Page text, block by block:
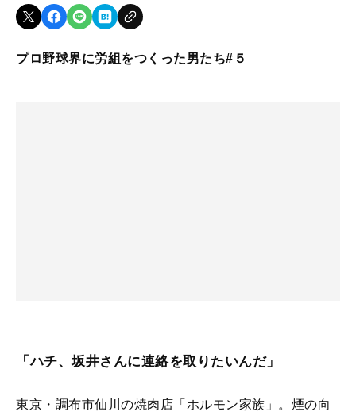
プロ野球界に労組をつくった男たち#５
「ハチ、坂井さんに連絡を取りたいんだ」
東京・調布市仙川の焼肉店「ホルモン家族」。煙の向